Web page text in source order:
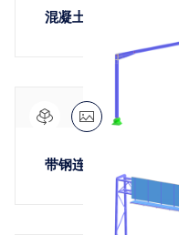
混凝土桥台上的斜拱桥
带钢连接的折边钢框架